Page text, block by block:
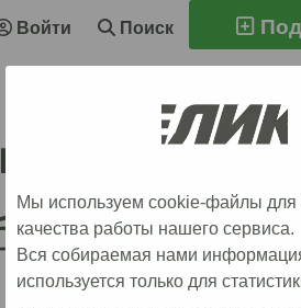
Войти Поиск
Мы используем cookie-файлы
качества работы нашего сервиса.
Вся собираемая нами
используется только для